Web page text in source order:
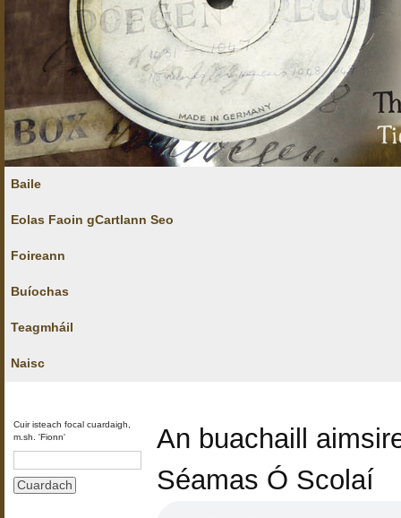
Baile
Eolas Faoin gCartlann Seo
Foireann
Buíochas
Teagmháil
Naisc
Cuir isteach focal cuardaigh,
m.sh. 'Fionn'
An buachaill
Séamas Ó Scolaí